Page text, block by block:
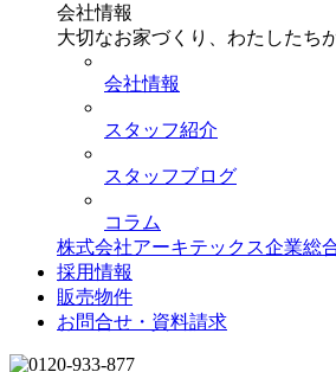
会社情報
大切なお家づくり、わたしたち
会社情報
スタッフ紹介
スタッフブログ
コラム
株式会社アーキテックス企業総
採用情報
販売物件
お問合せ・資料請求